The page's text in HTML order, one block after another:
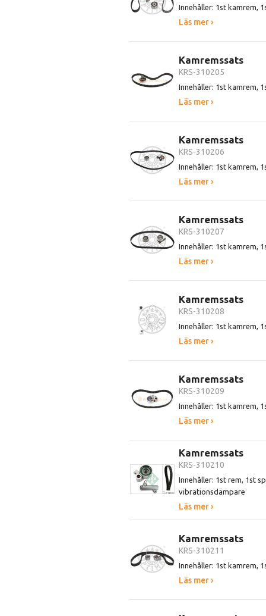
Innehåller: 1st kamrem,
Läs mer ›
Kamremssats
KRS-310205
Innehåller: 1st kamrem,
Läs mer ›
Kamremssats
KRS-310206
Innehåller: 1st kamrem,
Läs mer ›
Kamremssats
KRS-310207
Innehåller: 1st kamrem,
Läs mer ›
Kamremssats
KRS-310208
Innehåller: 1st kamrem,
Läs mer ›
Kamremssats
KRS-310209
Innehåller: 1st kamrem,
Läs mer ›
Kamremssats
KRS-310210
Innehåller: 1st rem, 1st
vibrationsdämpare
Läs mer ›
Kamremssats
KRS-310211
Innehåller: 1st kamrem,
Läs mer ›